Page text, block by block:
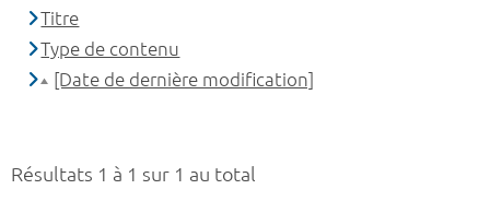
Résultats 1 à 1 sur 1 au total
Titre
Type de contenu
[Date de dernière modification]